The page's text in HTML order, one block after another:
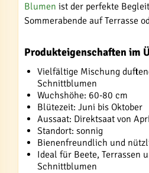
Blumen ist der perfekte
Sommerabende auf Terrasse
Produkteigenschaften im
Vielfältige Mischung
Schnittblumen
Wuchshöhe: 60-80 cm
Blütezeit: Juni bis Oktober
Aussaat: Direktsaat von
Standort: sonnig
Bienenfreundlich und
Ideal für Beete, Terrassen
Schnittblumen